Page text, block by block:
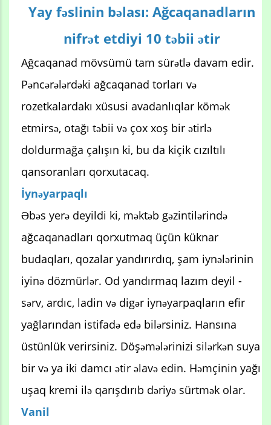
Yay fəslinin bəlası: Ağcaqanadların
nifrət etdiyi 10 təbii ətir
Ağcaqanad mövsümü tam sürətlə davam edir.
Pəncərələrdəki ağcaqanad torları və
rozetkalardakı xüsusi avadanlıqlar kömək
etmirsə, otağı təbii və çox xoş bir ətirlə
doldurmağa çalışın ki, bu da kiçik cızıltılı
qansoranları qorxutacaq.
İynəyarpaqlı
Əbəs yerə deyildi ki, məktəb gəzintilərində
ağcaqanadları qorxutmaq üçün küknar
budaqları, qozalar yandırırdıq, şam iynələrinin
iyinə dözmürlər. Od yandırmaq lazım deyil -
sərv, ardıc, ladin və digər iynəyarpaqların efir
yağlarından istifadə edə bilərsiniz. Hansına
üstünlük verirsiniz. Döşəmələrinizi silərkən suya
bir və ya iki damcı ətir əlavə edin. Həmçinin yağı
uşaq kremi ilə qarışdırıb dəriyə sürtmək olar.
Vanil